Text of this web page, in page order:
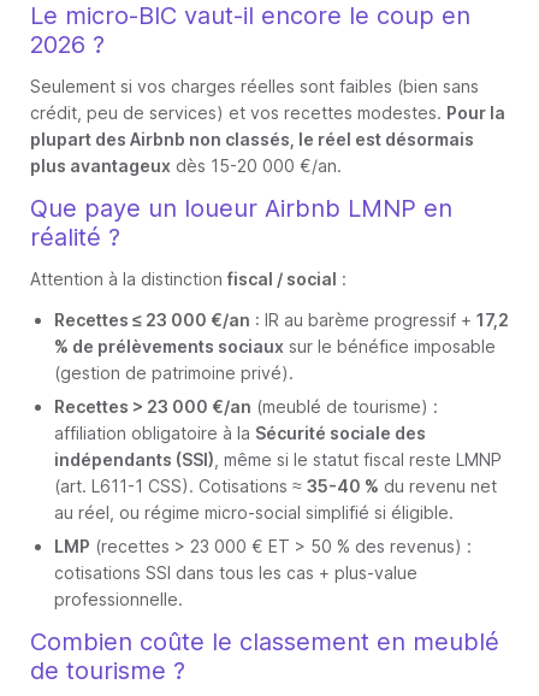
Le micro-BIC vaut-il encore le coup en
2026 ?
Seulement si vos charges réelles sont faibles (bien sans
crédit, peu de services) et vos recettes modestes. Pour la
plupart des Airbnb non classés, le réel est désormais
plus avantageux dès 15-20 000 €/an.
Que paye un loueur Airbnb LMNP en
réalité ?
Attention à la distinction fiscal / social :
Recettes ≤ 23 000 €/an : IR au barème progressif + 17,2
% de prélèvements sociaux sur le bénéfice imposable
(gestion de patrimoine privé).
Recettes > 23 000 €/an (meublé de tourisme) :
affiliation obligatoire à la Sécurité sociale des
indépendants (SSI) , même si le statut fiscal reste LMNP
(art. L611-1 CSS). Cotisations ≈ 35-40 % du revenu net
au réel, ou régime micro-social simplifié si éligible.
LMP (recettes > 23 000 € ET > 50 % des revenus) :
cotisations SSI dans tous les cas + plus-value
professionnelle.
Combien coûte le classement en meublé
de tourisme ?